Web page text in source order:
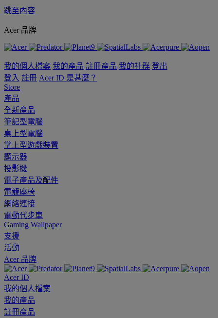
跳至內容
Acer 品牌
我的個人檔案 我的產品 註冊產品 我的社群 登出
登入 註冊 Acer ID 是甚麼？
Store
產品
全新產品
筆記型電腦
桌上型電腦
掌上型遊戲裝置
顯示器
投影機
電子產品及配件
電競座椅
網絡連接
電動代步車
Gaming Wallpaper
支援
活動
Acer 品牌
Acer ID
我的個人檔案
我的產品
註冊產品